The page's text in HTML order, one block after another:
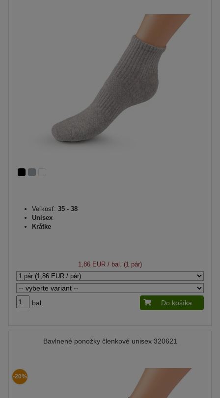
Veľkosť: 35 - 38
Unisex
Krátke
1,86 EUR / bal. (1 pár)
bal. Do košíka
Bavlnené ponožky členkové unisex 320621
-20%